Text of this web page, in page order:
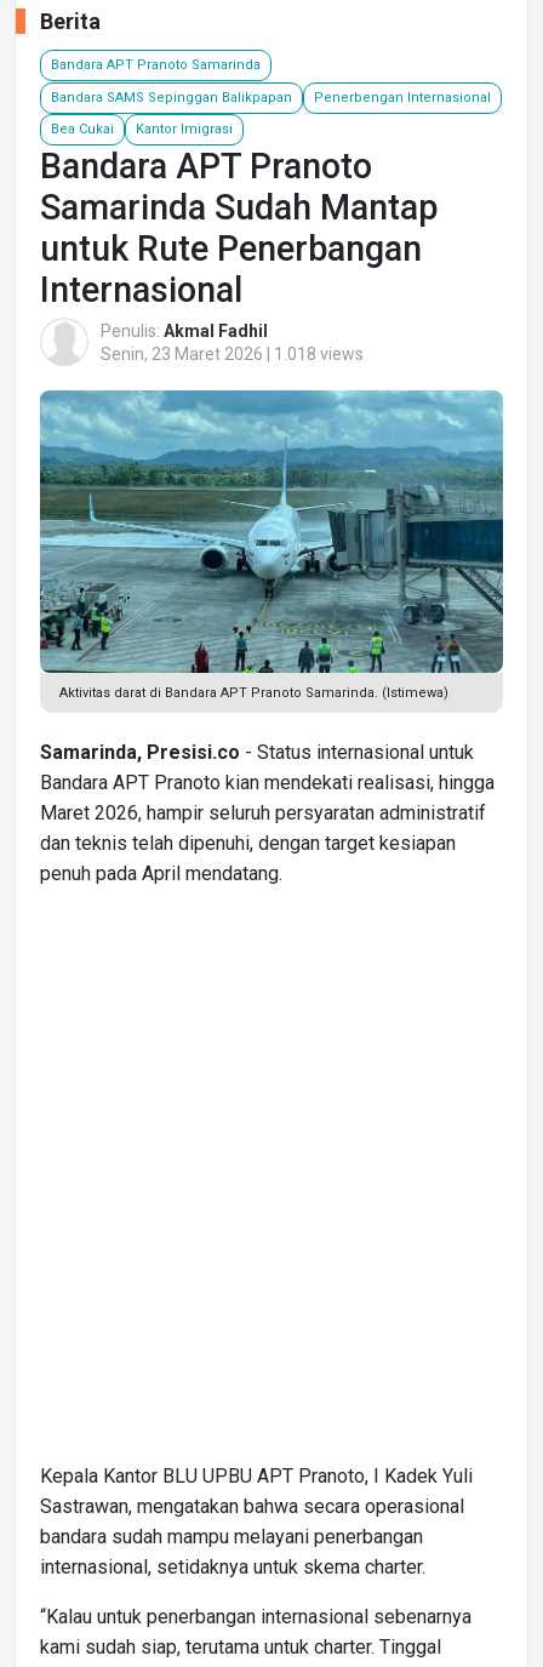
Berita
Bandara APT Pranoto Samarinda
Bandara SAMS Sepinggan Balikpapan Penerbengan Internasional
Bea Cukai Kantor Imigrasi
Bandara APT Pranoto
Samarinda Sudah Mantap
untuk Rute Penerbangan
Internasional
Penulis: Akmal Fadhil
Senin, 23 Maret 2026 | 1.018 views
Aktivitas darat di Bandara APT Pranoto Samarinda. (Istimewa)
Samarinda, Presisi.co - Status internasional untuk
Bandara APT Pranoto kian mendekati realisasi, hingga
Maret 2026, hampir seluruh persyaratan administratif
dan teknis telah dipenuhi, dengan target kesiapan
penuh pada April mendatang.
Kepala Kantor BLU UPBU APT Pranoto, I Kadek Yuli
Sastrawan, mengatakan bahwa secara operasional
bandara sudah mampu melayani penerbangan
internasional, setidaknya untuk skema charter.
“Kalau untuk penerbangan internasional sebenarnya
kami sudah siap, terutama untuk charter. Tinggal